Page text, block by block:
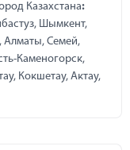
Казахстана:
Шымкент,
Алматы, Семей,
Каменогорск,
Кокшетау, Актау,